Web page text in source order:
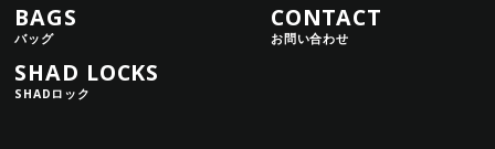
BAGS
バッグ
SHAD LOCKS
SHADロック
CONTACT
お問い合わせ